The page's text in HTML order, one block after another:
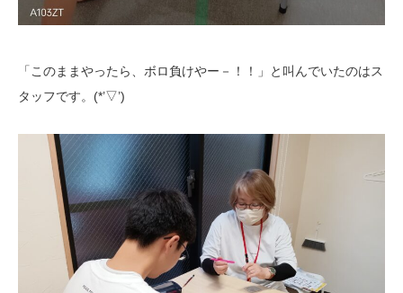
「このままやったら、ボロ負けやー－！！」と叫んでいたのはス
タッフです。(*’▽’)